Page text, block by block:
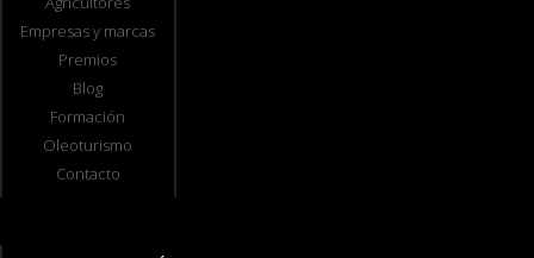
Empresas y marcas
Premios
Blog
Formación
Oleoturismo
Contacto